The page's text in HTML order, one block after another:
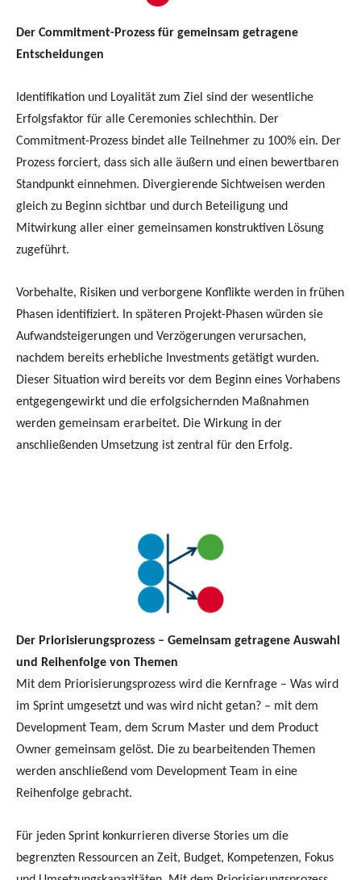
Der Commitment-Prozess für gemeinsam getragene
Entscheidungen
Identifikation und Loyalität zum Ziel sind der wesentliche
Erfolgsfaktor für alle Ceremonies schlechthin. Der
Commitment-Prozess bindet alle Teilnehmer zu 100% ein. Der
Prozess forciert, dass sich alle äußern und einen bewertbaren
Standpunkt einnehmen. Divergierende Sichtweisen werden
gleich zu Beginn sichtbar und durch Beteiligung und
Mitwirkung aller einer gemeinsamen konstruktiven Lösung
zugeführt.
Vorbehalte, Risiken und verborgene Konflikte werden in frühen
Phasen identifiziert. In späteren Projekt-Phasen würden sie
Aufwandsteigerungen und Verzögerungen verursachen,
nachdem bereits erhebliche Investments getätigt wurden.
Dieser Situation wird bereits vor dem Beginn eines Vorhabens
entgegengewirkt und die erfolgsichernden Maßnahmen
werden gemeinsam erarbeitet. Die Wirkung in der
anschließenden Umsetzung ist zentral für den Erfolg.
Der Priorisierungsprozess – Gemeinsam getragene Auswahl
und Reihenfolge von Themen
Mit dem Priorisierungsprozess wird die Kernfrage – Was wird
im Sprint umgesetzt und was wird nicht getan? – mit dem
Development Team, dem Scrum Master und dem Product
Owner gemeinsam gelöst. Die zu bearbeitenden Themen
werden anschließend vom Development Team in eine
Reihenfolge gebracht.
Für jeden Sprint konkurrieren diverse Stories um die
begrenzten Ressourcen an Zeit, Budget, Kompetenzen, Fokus